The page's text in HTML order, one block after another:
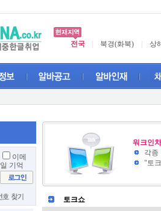
전국 북경(화북) 상
이메
일 기억
워크인
각종
"토
토크쇼